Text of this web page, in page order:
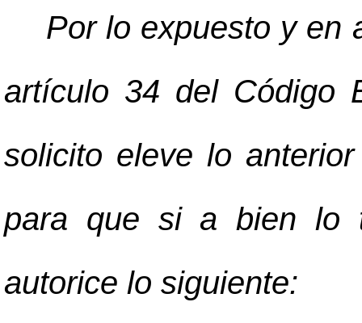
Por lo expuesto y en
artículo 34 del Código
solicito eleve lo
para que si a bien lo
autorice lo siguiente: